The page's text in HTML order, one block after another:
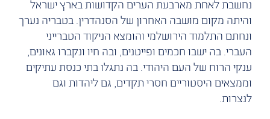
‬נחשבת ‬לאחת ‬מארבעת ‬הערים ‬הקדושות ‬בארץ ‬ישראל
‬והיתה ‬מקום ‬מושבה ‬האחרון ‬של הסנהדרין. בטבריה ‬נערך
‬ונחתם ‬התלמוד ‬הירושלמי ‬והומצא ‬הניקוד ‬הטברייני
‬העברי. ‬בה ‬ישבו ‬חכמים ‬ופייטנים, ‬ובה ‬חיו ‬ונקברו ‬גאונים,
‬ענקי ‬הרוח ‬של ‬העם ‬היהודי. ‬בה ‬נתגלו ‬בתי ‬כנסת ‬עתיקים
‬וממצאים ‬היסטוריים ‬חסרי ‬תקדים, ‬גם ליהדות ‬וגם
לנצרות. ‬‬‬‬‬‬‬‬‬‬‬‬‬‬‬‬‬‬‬‬‬‬‬‬‬‬‬‬‬‬‬‬‬‬‬‬‬‬‬‬‬‬‬‬‬‬‬‬‬‬‬‬‬‬‬‬‬‬‬‬